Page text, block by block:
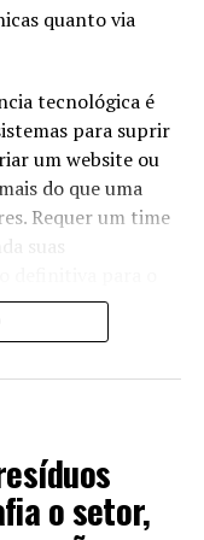
quanto via
tecnológica é
para suprir
um website ou
do que uma
Requer um time
suas
esquecer de
Este é o
da sua
sólida para
o setor,